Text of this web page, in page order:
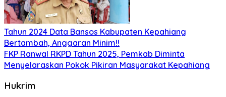
Tahun 2024 Data Bansos Kabupaten Kepahiang
Bertambah, Anggaran Minim!!
FKP Ranwal RKPD Tahun 2025, Pemkab Diminta
Menyelaraskan Pokok Pikiran Masyarakat Kepahiang
Hukrim